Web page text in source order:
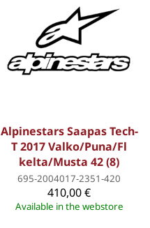
Alpinestars Saapas Tech-
T 2017 Valko/Puna/Fl
kelta/Musta 42 (8)
695-2004017-2351-420
410,00 €
Available in the webstore